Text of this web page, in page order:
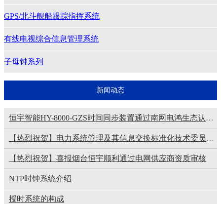
GPS/北斗舰船跟踪指挥系统
有线电视综合信息管理系统
子母钟系列
新闻动态
恒宇智能HY-8000-GZS时间同步装置通过南网电鸿生态认证，赋能电力智能化升级​
【热烈祝贺】电力系统管理及其信息交换标准化技术委员会（SAC/TC82）“电力系统动态监测工作组”2025年第二次会议在山东烟台顺利召开。
【热烈祝贺】喜报烟台恒宇顺利通过电网供应商资质审核
NTP时钟系统介绍
授时系统的构成